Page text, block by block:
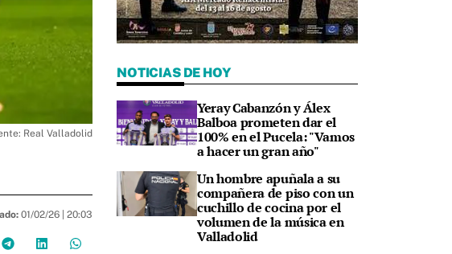
Real Valladolid
01/02/26 | 20:03
NOTICIAS DE HOY
Yeray Cabanzón y Álex
Balboa prometen dar el
100% en el Pucela: "Vamos
a hacer un gran año"
Un hombre apuñala a su
compañera de piso con un
cuchillo de cocina por el
volumen de la música en
Valladolid